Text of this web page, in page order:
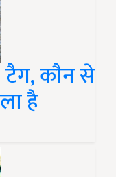
टैग, कौन से
है